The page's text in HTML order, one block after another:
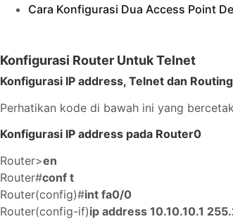
Cara Konfigurasi Dua Access Point
Konfigurasi Router Untuk Telnet
Konfigurasi IP address, Telnet dan
Perhatikan kode di bawah ini yang
Konfigurasi IP address pada Router0
Router>en
Router#conf t
Router(config)#int fa0/0
Router(config-if)ip address 10.10.10.1